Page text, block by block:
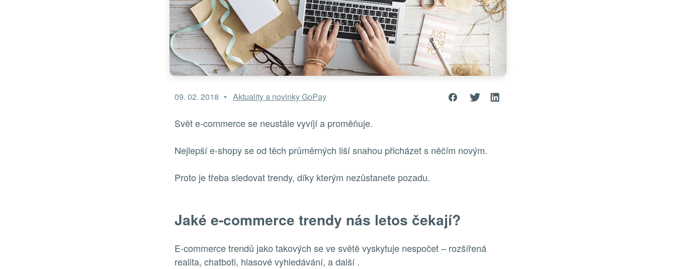
09. 02. 2018 Aktuality a novinky GoPay
Svět e-commerce se neustále vyvíjí a proměňuje.
Nejlepší e-shopy se od těch průměrných liší snahou přicházet s něčím novým.
Proto je třeba sledovat trendy, díky kterým nezůstanete pozadu.
Jaké e-commerce trendy nás letos čekají?
E-commerce trendů jako takových se ve světě vyskytuje nespočet – rozšířená
realita, chatboti, hlasové vyhledávání, a další .